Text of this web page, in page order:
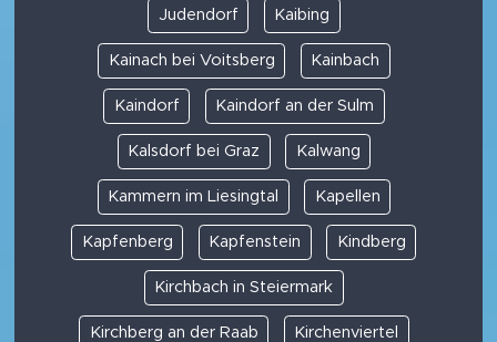
Judendorf Kaibing
Kainach bei Voitsberg Kainbach
Kaindorf Kaindorf an der Sulm
Kalsdorf bei Graz Kalwang
Kammern im Liesingtal Kapellen
Kapfenberg Kapfenstein Kindberg
Kirchbach in Steiermark
Kirchberg an der Raab Kirchenviertel